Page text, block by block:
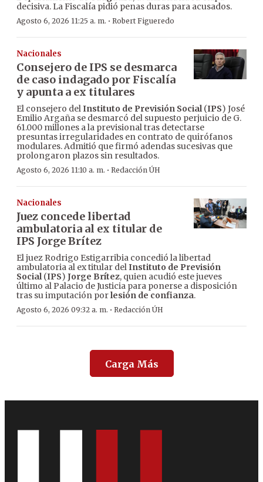
decisiva. La Fiscalía pidió penas duras para acusados.
Agosto 6, 2026 11:25 a. m. · Robert Figueredo
Nacionales
Consejero de IPS se desmarca
de caso indagado por Fiscalía
y apunta a ex titulares
El consejero delInstituto de Previsión Social(IPS) José
Emilio Argaña se desmarcó del supuesto perjuicio de G.
61.000 millones a la previsional tras detectarse
presuntas irregularidades en contrato de quirófanos
modulares. Admitió que firmó adendas sucesivas que
prolongaron plazos sin resultados.
Agosto 6, 2026 11:10 a. m. · Redacción ÚH
Nacionales
Juez concede libertad
ambulatoria al ex titular de
IPS Jorge Brítez
El juez Rodrigo Estigarribia concedió la libertad
ambulatoria al ex titular delInstituto de Previsión
Social(IPS) Jorge Brítez, quien acudió este jueves
último al Palacio de Justicia para ponerse a disposición
tras su imputación porlesión de confianza.
Agosto 6, 2026 09:32 a. m. · Redacción ÚH
Carga Más